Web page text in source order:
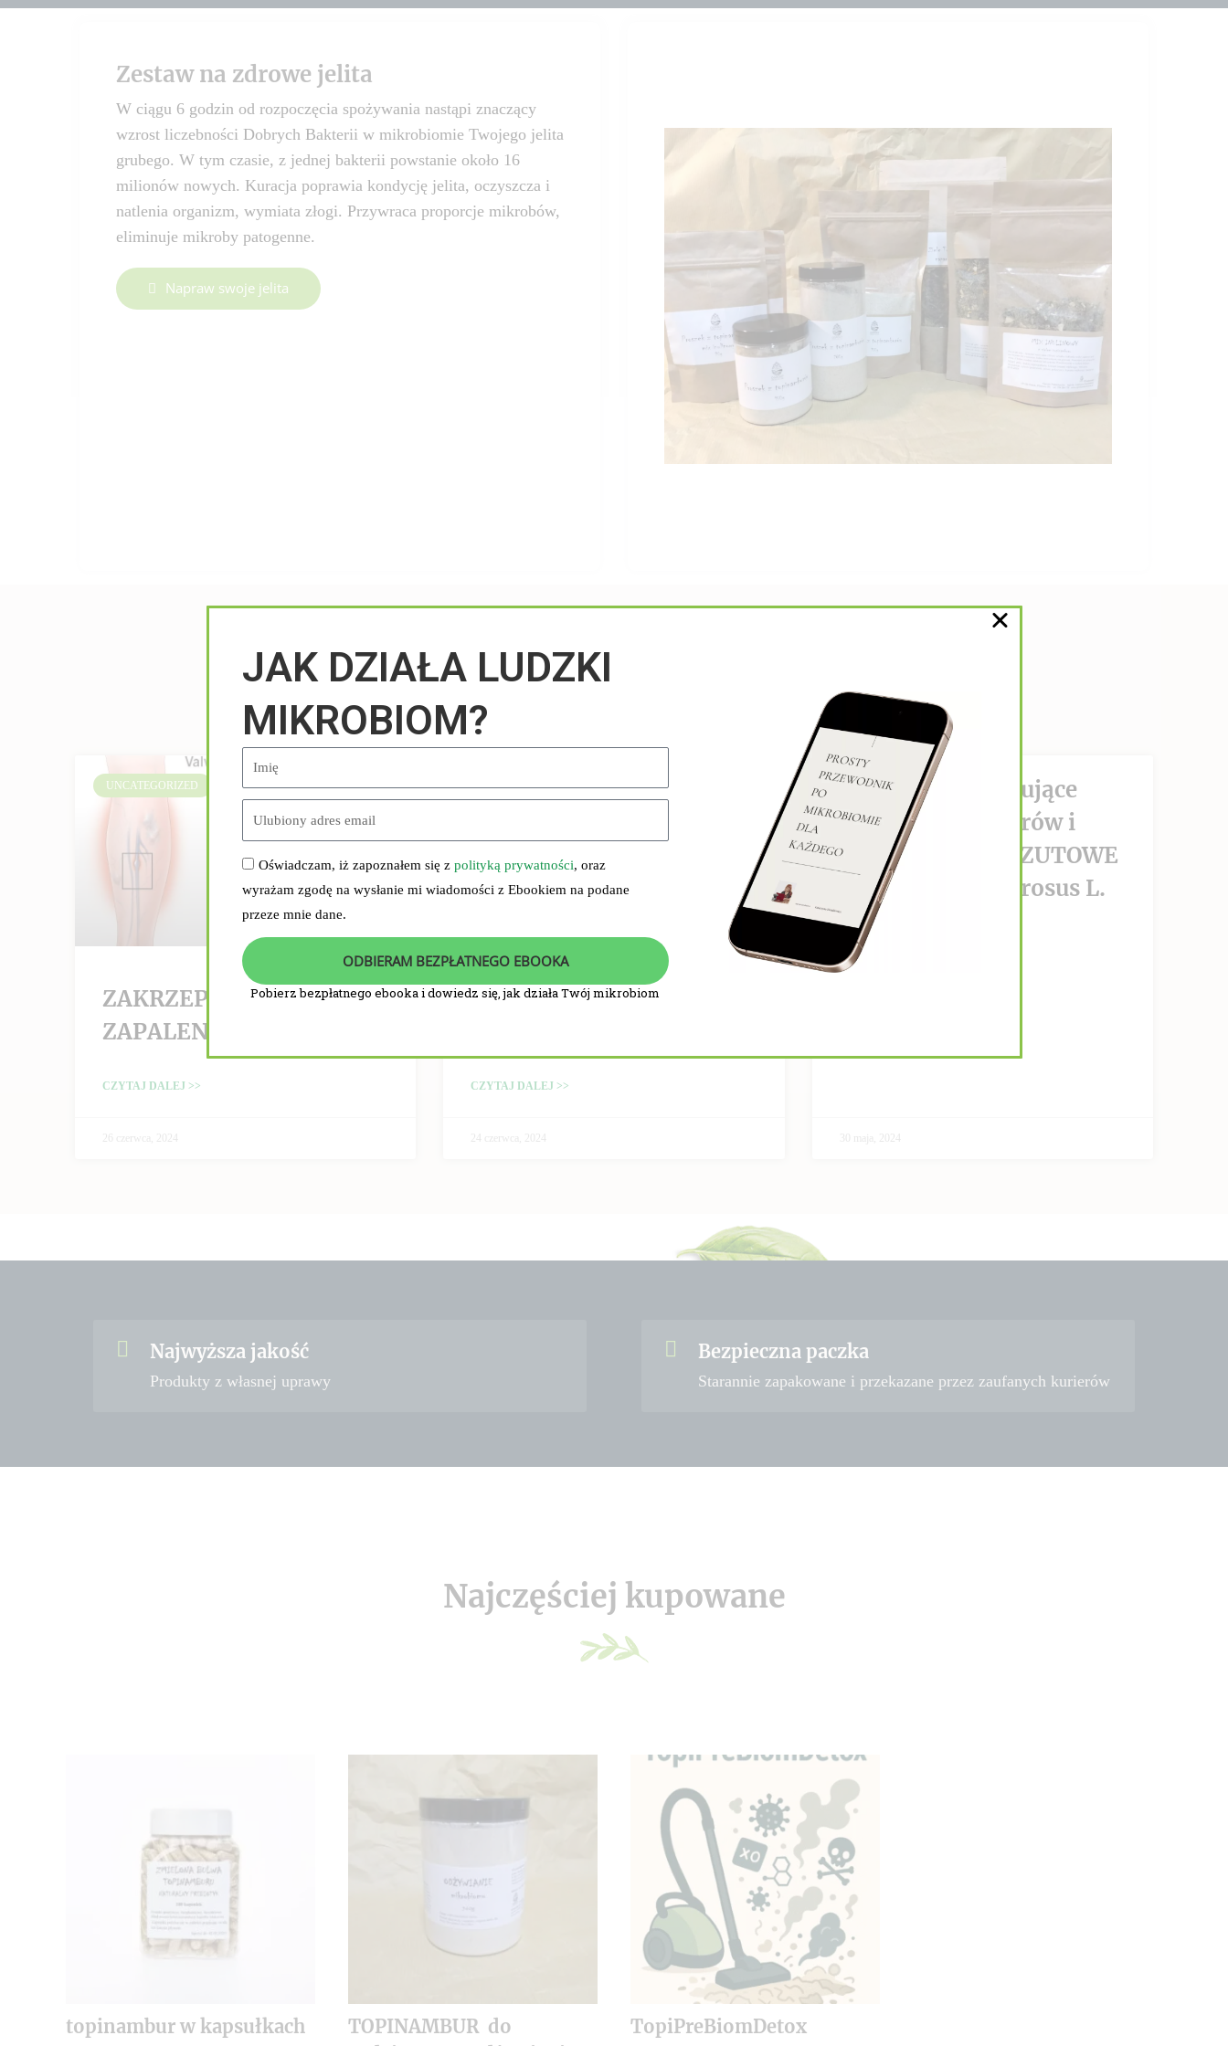
Zestaw na zdrowe jelita
W ciągu 6 godzin od rozpoczęcia spożywania nastąpi znaczący
wzrost liczebności Dobrych Bakterii w mikrobiomie Twojego jelita
grubego. W tym czasie, z jednej bakterii powstanie około 16
milionów nowych. Kuracja poprawia kondycję jelita, oczyszcza i
natlenia organizm, wymiata złogi. Przywraca proporcje mikrobów,
eliminuje mikroby patogenne.
Napraw swoje jelita
UNCATEGORIZED
ZAKRZEPICA /
ZAPALENIE ŻYŁ
CZYTAJ DALEJ >>
26 czerwca, 2024
UNCATEGORIZED
PRZEBIEG I WYNIKI
CZYTAJ DALEJ >>
24 czerwca, 2024
DZIAŁANIE hamujące
wzrost nowotworów i
PRZECIWPRZERZUTOWE
Helianthus Tuberosus L.
CZYTAJ DALEJ >>
30 maja, 2024
Najwyższa jakość
Produkty z własnej uprawy
Bezpieczna paczka
Starannie zapakowane i przekazane przez zaufanych kurierów
Najczęściej kupowane
topinambur w kapsułkach
TOPINAMBUR do
TopiPreBiomDetox
JAK DZIAŁA LUDZKI
MIKROBIOM?
Oświadczam, iż zapoznałem się z polityką prywatności, oraz
wyrażam zgodę na wysłanie mi wiadomości z Ebookiem na podane
przeze mnie dane.
ODBIERAM BEZPŁATNEGO EBOOKA
Pobierz bezpłatnego ebooka i dowiedz się, jak działa Twój mikrobiom